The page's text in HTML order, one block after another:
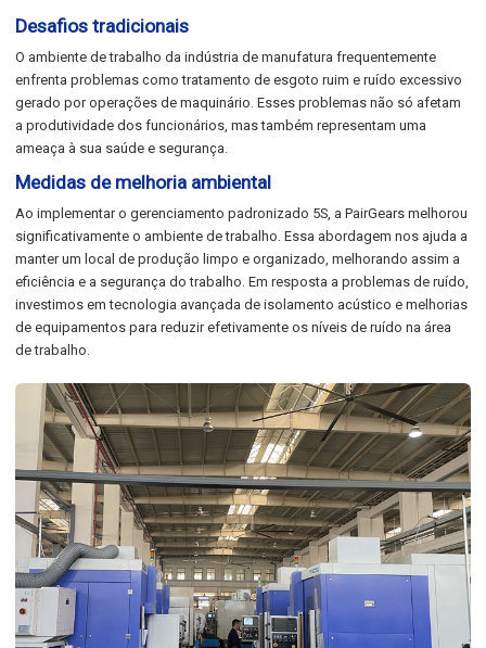
Desafios tradicionais
O ambiente de trabalho da indústria de manufatura frequentemente
enfrenta problemas como tratamento de esgoto ruim e ruído excessivo
gerado por operações de maquinário. Esses problemas não só afetam
a produtividade dos funcionários, mas também representam uma
ameaça à sua saúde e segurança.
Medidas de melhoria ambiental
Ao implementar o gerenciamento padronizado 5S, a PairGears melhorou
significativamente o ambiente de trabalho. Essa abordagem nos ajuda a
manter um local de produção limpo e organizado, melhorando assim a
eficiência e a segurança do trabalho. Em resposta a problemas de ruído,
investimos em tecnologia avançada de isolamento acústico e melhorias
de equipamentos para reduzir efetivamente os níveis de ruído na área
de trabalho.